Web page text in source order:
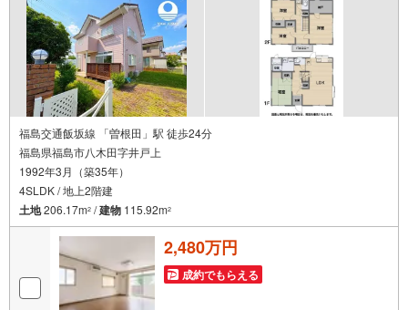
福島交通飯坂線 「曽根田」駅 徒歩24分
福島県福島市八木田字井戸上
1992年3月（築35年）
4SLDK / 地上2階建
土地206.17m2 /建物 115.92m2
2,480万円
成約でもらえる